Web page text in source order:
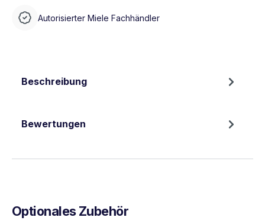
Autorisierter Miele Fachhändler
Beschreibung
Bewertungen
Optionales Zubehör